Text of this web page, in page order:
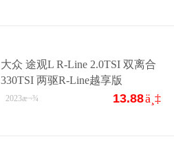
大众 途观L R-Line 2.0TSI 双离合
330TSI 两驱R-Line越享版
13.88ä¸‡
2023æ¬¾